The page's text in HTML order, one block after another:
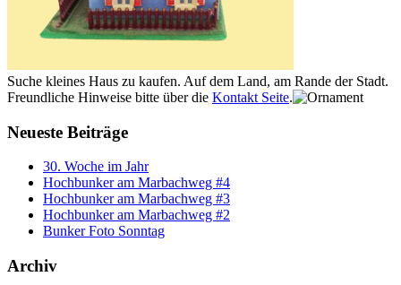
Suche kleines Haus zu kaufen. Auf dem Land, am Rande der Stadt.
Freundliche Hinweise bitte über die Kontakt Seite.
Neueste Beiträge
30. Woche im Jahr
Hochbunker am Marbachweg #4
Hochbunker am Marbachweg #3
Hochbunker am Marbachweg #2
Bunker Foto Sonntag
Archiv